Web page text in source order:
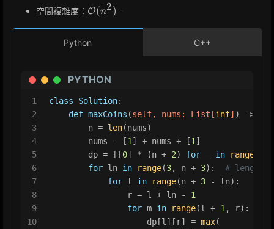
空間複雜度： \mathcal{O}
(n^2)
O(n2) 。
Python C++
PYTHON
1
2
3
4
5
6
7
8
9
10
class Solution:
def maxCoins (self, nums: List [int] ) ->
        n =
len(nums)
        nums = [
1 ] + nums + [1 ]
        dp = [[
0] * (n + 2) for in range
for ln in range(3, n + 3): # length
for l in range(n + 3 - ln):
                r = l + ln -
1
for m in range(l + 1 , r):
                    dp[l][r] =
max(